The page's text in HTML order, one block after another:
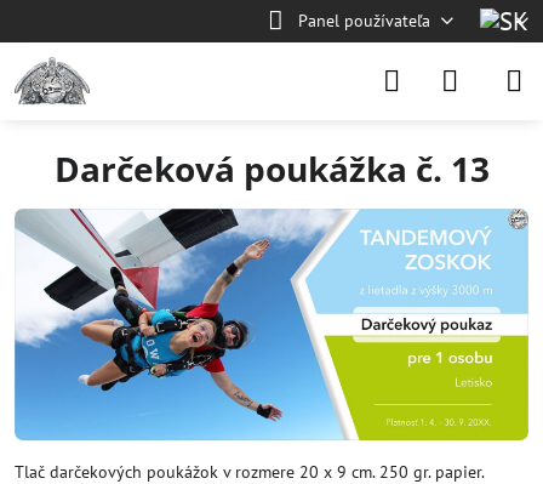
Panel používateľa
Darčeková poukážka č. 13
Tlač darčekových poukážok v rozmere 20 x 9 cm. 250 gr. papier.